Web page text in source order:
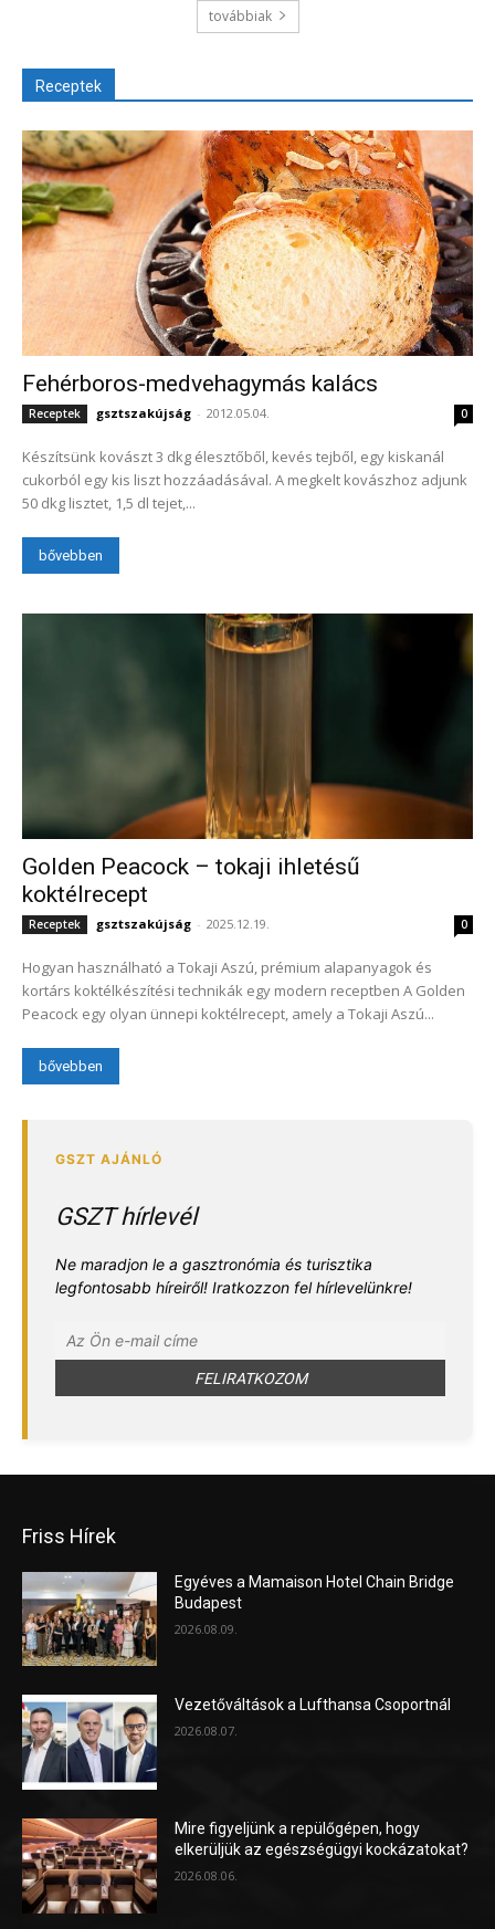
továbbiak
Receptek
Fehérboros-medvehagymás kalács
Receptek gsztszakújság - 2012.05.04. 0
Készítsünk kovászt 3 dkg élesztőből, kevés tejből, egy kiskanál
cukorból egy kis liszt hozzáadásával. A megkelt kovászhoz adjunk
50 dkg lisztet, 1,5 dl tejet,...
bővebben
Golden Peacock – tokaji ihletésű
koktélrecept
Receptek gsztszakújság - 2025.12.19. 0
Hogyan használható a Tokaji Aszú, prémium alapanyagok és
kortárs koktélkészítési technikák egy modern receptben A Golden
Peacock egy olyan ünnepi koktélrecept, amely a Tokaji Aszú...
bővebben
GSZT hírlevél
Ne maradjon le a gasztronómia és turisztika
legfontosabb híreiről! Iratkozzon fel hírlevelünkre!
Friss Hírek
Egyéves a Mamaison Hotel Chain Bridge
Budapest
2026.08.09.
Vezetőváltások a Lufthansa Csoportnál
2026.08.07.
Mire figyeljünk a repülőgépen, hogy
elkerüljük az egészségügyi kockázatokat?
2026.08.06.